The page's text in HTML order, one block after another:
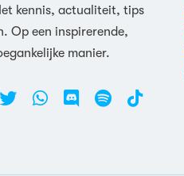
kennis, actualiteit, tips
Op een inspirerende,
manier.